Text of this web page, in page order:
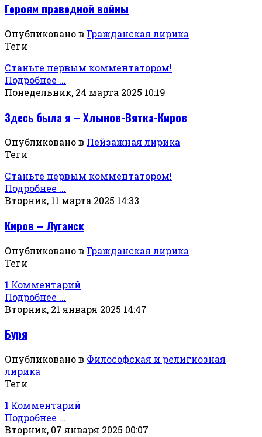
Героям праведной войны
Опубликовано в Гражданская лирика
Теги
Станьте первым комментатором!
Подробнее ...
Понедельник, 24 марта 2025 10:19
Здесь была я – Хлынов-Вятка-Киров
Опубликовано в Пейзажная лирика
Теги
Станьте первым комментатором!
Подробнее ...
Вторник, 11 марта 2025 14:33
Киров – Луганск
Опубликовано в Гражданская лирика
Теги
1 Комментарий
Подробнее ...
Вторник, 21 января 2025 14:47
Буря
Опубликовано в Философская и религиозная
лирика
Теги
1 Комментарий
Подробнее ...
Вторник, 07 января 2025 00:07